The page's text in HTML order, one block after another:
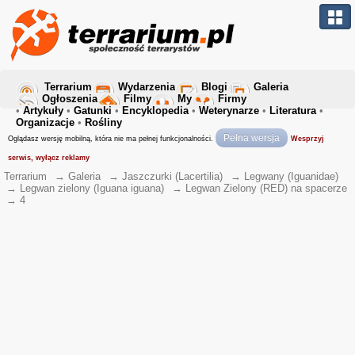
Terrarium Wydarzenia Blogi
Galeria
Ogłoszenia
Filmy My
Firmy
• Artykuły • Gatunki • Encyklopedia• Weterynarze • Literatura•
Organizacje • Rośliny
Oglądasz wersję mobilną, która nie ma pełnej funkcjonalności. Pełna wersja Wesprzyj
serwis, wyłącz reklamy
Terrarium → Galeria → Jaszczurki (Lacertilia) → Legwany (Iguanidae)
→ Legwan zielony (Iguana iguana) → Legwan Zielony (RED) na spacerze
→ 4